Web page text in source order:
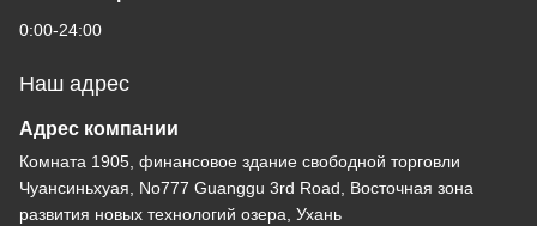
0:00-24:00
Наш адрес
Адрес компании
Комната 1905, финансовое здание свободной торговли
Чуансиньхуая, No777 Guanggu 3rd Road, Восточная зона
развития новых технологий озера, Ухань